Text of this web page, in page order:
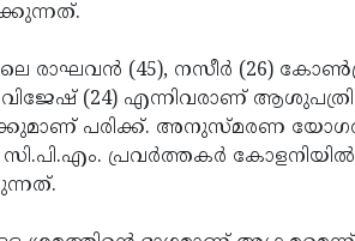
രാഘവന്‍ (45), നസീര്‍ (26)
(24) എന്നിവരാണ്
പരിക്ക്. അനുസ്മരണ
പ്രവര്‍ത്തകര്‍